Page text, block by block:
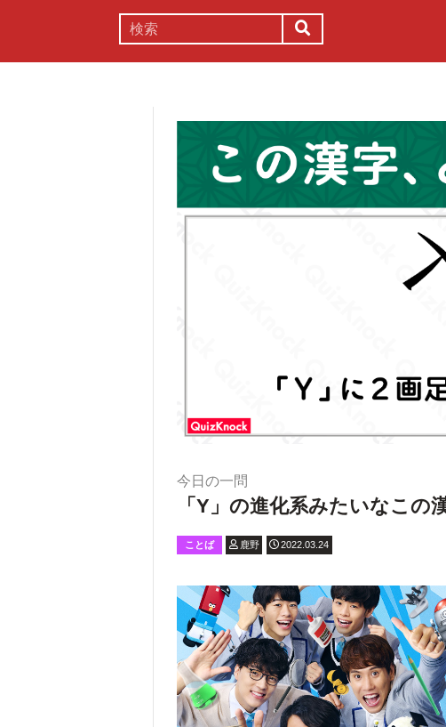
今日の一問
「Y」の進化系みたいなこの
ことば 鹿野 2022.03.24